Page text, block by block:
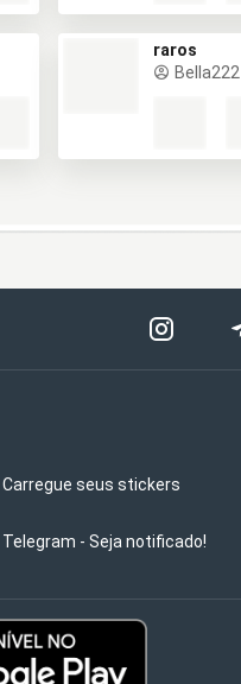
raros
Bella222
Carregue seus stickers
Telegram - Seja notificado!